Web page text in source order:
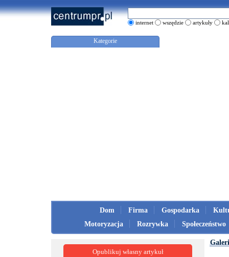
internet wszędzie artykuły
Kategorie
Dom Firma Gospodarka
Motoryzacja
Rozrywka Społeczeństwo
Opublikuj własny artykuł